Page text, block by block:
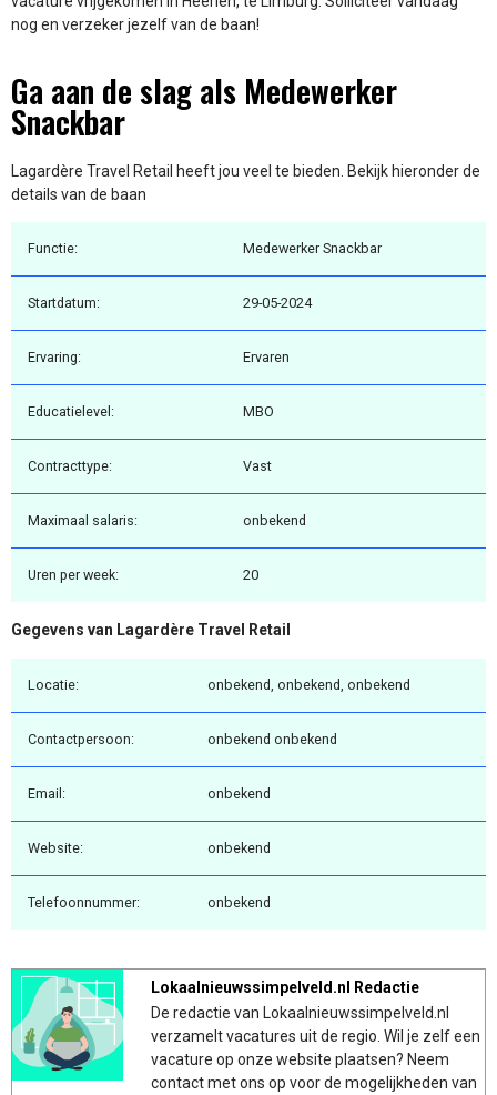
nog en verzeker jezelf van de baan!
Ga aan de slag als Medewerker
Snackbar
Lagardère Travel Retail heeft jou veel te bieden. Bekijk hieronder de
details van de baan
Functie: Medewerker Snackbar
Startdatum: 29-05-2024
Ervaring: Ervaren
Educatielevel: MBO
Contracttype: Vast
Maximaal salaris: onbekend
Uren per week: 20
Gegevens van Lagardère Travel Retail
Locatie: onbekend, onbekend, onbekend
Contactpersoon: onbekend onbekend
Email: onbekend
Website: onbekend
Telefoonnummer: onbekend
Lokaalnieuwssimpelveld.nl Redactie
De redactie van Lokaalnieuwssimpelveld.nl
verzamelt vacatures uit de regio. Wil je zelf een
vacature op onze website plaatsen? Neem
contact met ons op voor de mogelijkheden van